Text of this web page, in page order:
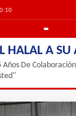
HALAL A SU
Años De